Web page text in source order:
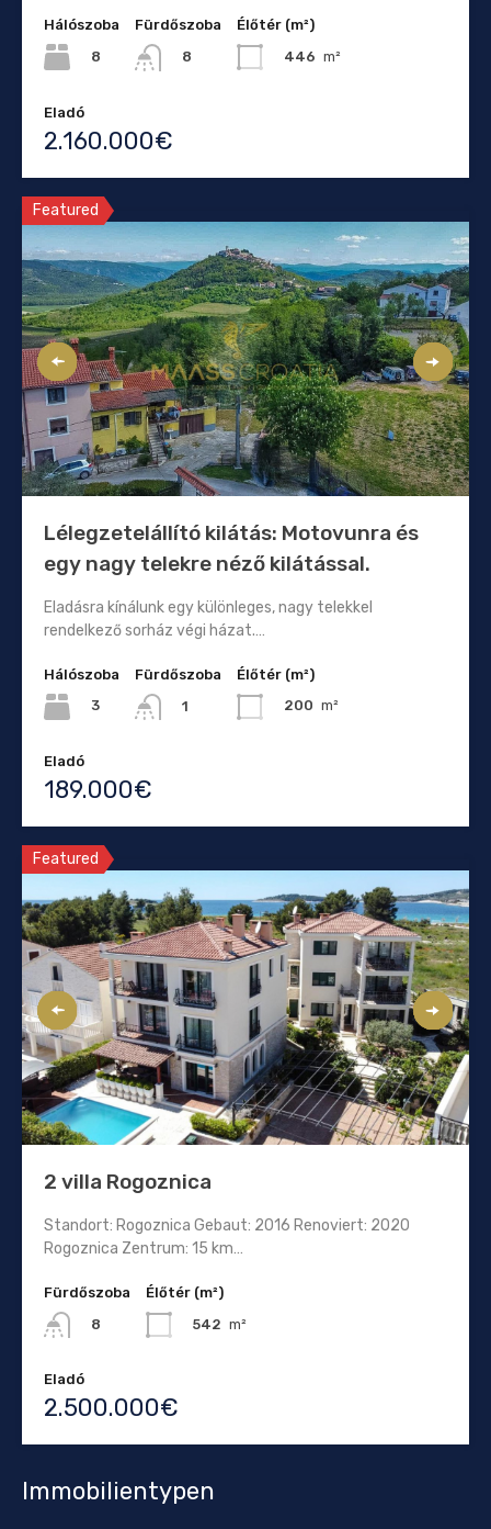
Hálószoba
8
Fürdőszoba
8
Élőtér (m²)
446 m²
Eladó
2.160.000€
Featured
Lélegzetelállító kilátás: Motovunra és
egy nagy telekre néző kilátással.
Eladásra kínálunk egy különleges, nagy telekkel
rendelkező sorház végi házat.…
Hálószoba
3
Fürdőszoba
1
Élőtér (m²)
200 m²
Eladó
189.000€
Featured
2 villa Rogoznica
Standort: Rogoznica Gebaut: 2016 Renoviert: 2020
Rogoznica Zentrum: 15 km…
Fürdőszoba
8
Élőtér (m²)
542 m²
Eladó
2.500.000€
Immobilientypen